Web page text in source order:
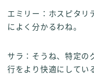
エミリー：ホスピタリ
によく分かるわね。
サラ：そうね、特定の
行をより快適にしてい